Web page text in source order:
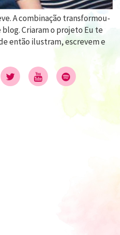
A combinação transformou-
blog. Criaram o projeto Eu te
então ilustram, escrevem e